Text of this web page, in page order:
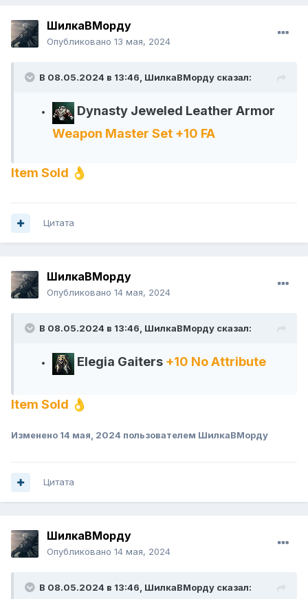
ШилкаВМорду
Опубликовано 13 мая, 2024
В 08.05.2024 в 13:46, ШилкаВМорду сказал:
Dynasty Jeweled Leather Armor
Weapon Master Set +10 FA
Item Sold 👌
Цитата
ШилкаВМорду
Опубликовано 14 мая, 2024
В 08.05.2024 в 13:46, ШилкаВМорду сказал:
Elegia Gaiters +10 No Attribute
Item Sold 👌
Изменено 14 мая, 2024 пользователем ШилкаВМорду
Цитата
ШилкаВМорду
Опубликовано 14 мая, 2024
В 08.05.2024 в 13:46, ШилкаВМорду сказал: